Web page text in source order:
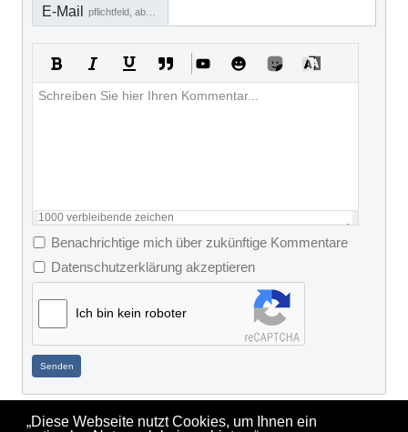
„Diese Webseite nutzt Cookies, um Ihnen ein
E-Mail
1000 verbleibende zeichen
Benachrichtige mich über zukünftige Kommentare
Datenschutzerklärung akzeptieren
Ich bin kein roboter
Senden